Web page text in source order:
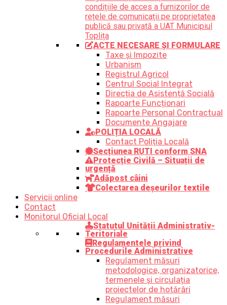
condițiile de acces a furnizorilor de
rețele de comunicații pe proprietatea
publică sau privată a UAT Municipiul
Toplița
ACTE NECESARE ȘI FORMULARE
Taxe și Impozite
Urbanism
Registrul Agricol
Centrul Social Integrat
Direcția de Asistență Socială
Rapoarte Funcționari
Rapoarte Personal Contractual
Documente Angajare
POLIȚIA LOCALĂ
Contact Poliția Locală
Secțiunea RUTI conform SNA
Protecție Civilă – Situații de
urgență
Adăpost câini
Colectarea deșeurilor textile
Servicii online
Contact
Monitorul Oficial Local
Statutul Unității Administrativ-
Teritoriale
Regulamentele privind
Procedurile Administrative
Regulament măsuri
metodologice, organizatorice,
termenele și circulația
proiectelor de hotărâri
Regulament măsuri